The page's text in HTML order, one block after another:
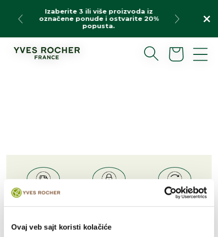
Ovaj veb sajt koristi kolačiće
content
Izaberite 3 ili više proizvoda iz
označene ponude i ostvarite 20%
popusta.
Delivery within
2 working
card payment
Possibility
cash on